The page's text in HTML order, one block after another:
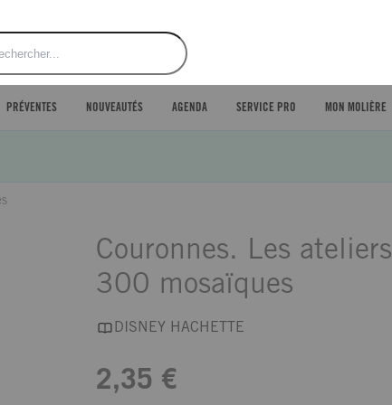
PRÉVENTES NOUVEAUTÉS AGENDA SERVICE PRO MON MOLIÈRE
Couronnes. Les
300 mosaïques
DISNEY HACHETTE
2,35 €